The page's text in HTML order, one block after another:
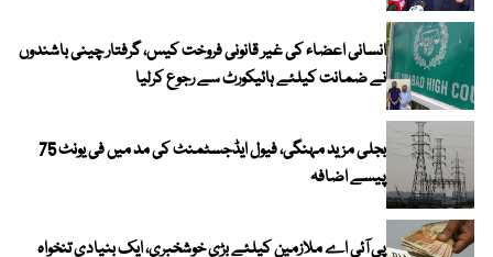
انسانی اعضاء کی غیر قانونی فروخت کیس، گرفتار چینی باشندوں
نے ضمانت کیلئے ہائیکورٹ سے رجوع کرلیا
بجلی مزید مہنگی، فیول ایڈجسٹمنٹ کی مد میں فی یونٹ 75
پیسے اضافہ
پی آئی اے ملازمین کیلئے بڑی خوشخبری، ایک بنیادی تنخواہ